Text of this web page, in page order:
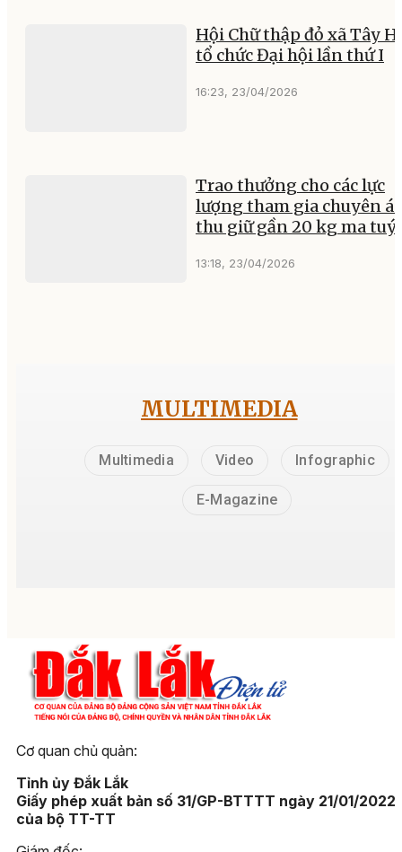
Hội Chữ thập đỏ xã Tây
tổ chức Đại hội lần thứ I
16:23, 23/04/2026
Trao thưởng cho các lực
lượng tham gia chuyên
thu giữ gần 20 kg ma tuý
13:18, 23/04/2026
MULTIMEDIA
Multimedia Video Infographic
E-Magazine
Cơ quan chủ quản:
Tỉnh ủy Đắk Lắk
Giấy phép xuất bản số 31/GP-BTTTT ngày 21/01/2022
của bộ TT-TT